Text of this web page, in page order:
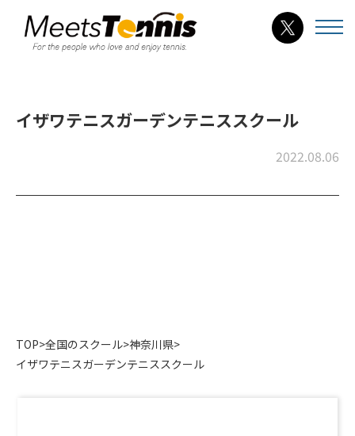
イザワテニスガーデンテニススクール
2022.08.06
TOP>全国のスクール>神奈川県>
イザワテニスガーデンテニススクール